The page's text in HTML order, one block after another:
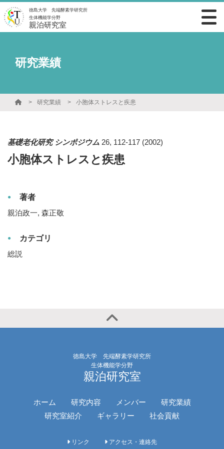
徳島大学 先端酵素学研究所
生体機能学分野
親泊研究室
研究業績
研究業績 小胞体ストレスと疾患
基礎老化研究 シンポジウム 26, 112-117 (2002)
小胞体ストレスと疾患
著者
親泊政一, 森正敬
カテゴリ
総説
徳島大学 先端酵素学研究所
生体機能学分野
親泊研究室
ホーム 研究内容 メンバー
研究業績
研究室紹介
ギャラリー 社会貢献
リンク アクセス・連絡先